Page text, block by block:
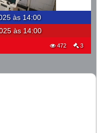
às 14:00
às 14:00
472 3